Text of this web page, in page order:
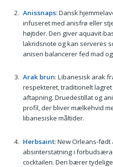
Anissnaps: Dansk
infuseret med anisfrø eller
højtider. Den giver aquavit-
lakridsnote og kan serveres
anisen balancerer fed mad
Arak brun: Libanesisk arak
respekteret, traditionelt
aftapning. Druedestillat og
profil, der bliver mælkehvid
libanesiske måltider.
Herbsaint: New Orleans-født
absinterstatning i
cocktailen. Den bærer